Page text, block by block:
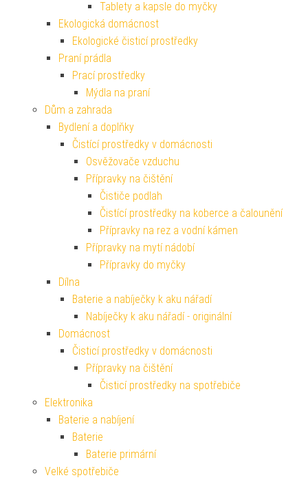
Tablety a kapsle do myčky
Ekologická domácnost
Ekologické čisticí prostředky
Praní prádla
Prací prostředky
Mýdla na praní
Dům a zahrada
Bydlení a doplňky
Čistící prostředky v domácnosti
Osvěžovače vzduchu
Přípravky na čištění
Čističe podlah
Čistící prostředky na koberce a čalounění
Přípravky na rez a vodní kámen
Přípravky na mytí nádobí
Přípravky do myčky
Dílna
Baterie a nabíječky k aku nářadí
Nabíječky k aku nářadí - originální
Domácnost
Čisticí prostředky v domácnosti
Přípravky na čištění
Čisticí prostředky na spotřebiče
Elektronika
Baterie a nabíjení
Baterie
Baterie primární
Velké spotřebiče